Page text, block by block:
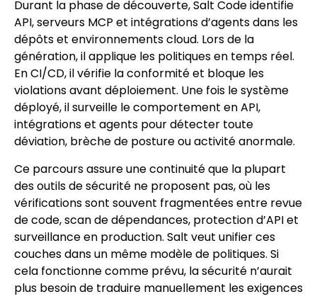
Durant la phase de découverte, Salt Code identifie
API, serveurs MCP et intégrations d’agents dans les
dépôts et environnements cloud. Lors de la
génération, il applique les politiques en temps réel.
En CI/CD, il vérifie la conformité et bloque les
violations avant déploiement. Une fois le système
déployé, il surveille le comportement en API,
intégrations et agents pour détecter toute
déviation, brèche de posture ou activité anormale.
Ce parcours assure une continuité que la plupart
des outils de sécurité ne proposent pas, où les
vérifications sont souvent fragmentées entre revue
de code, scan de dépendances, protection d’API et
surveillance en production. Salt veut unifier ces
couches dans un même modèle de politiques. Si
cela fonctionne comme prévu, la sécurité n’aurait
plus besoin de traduire manuellement les exigences